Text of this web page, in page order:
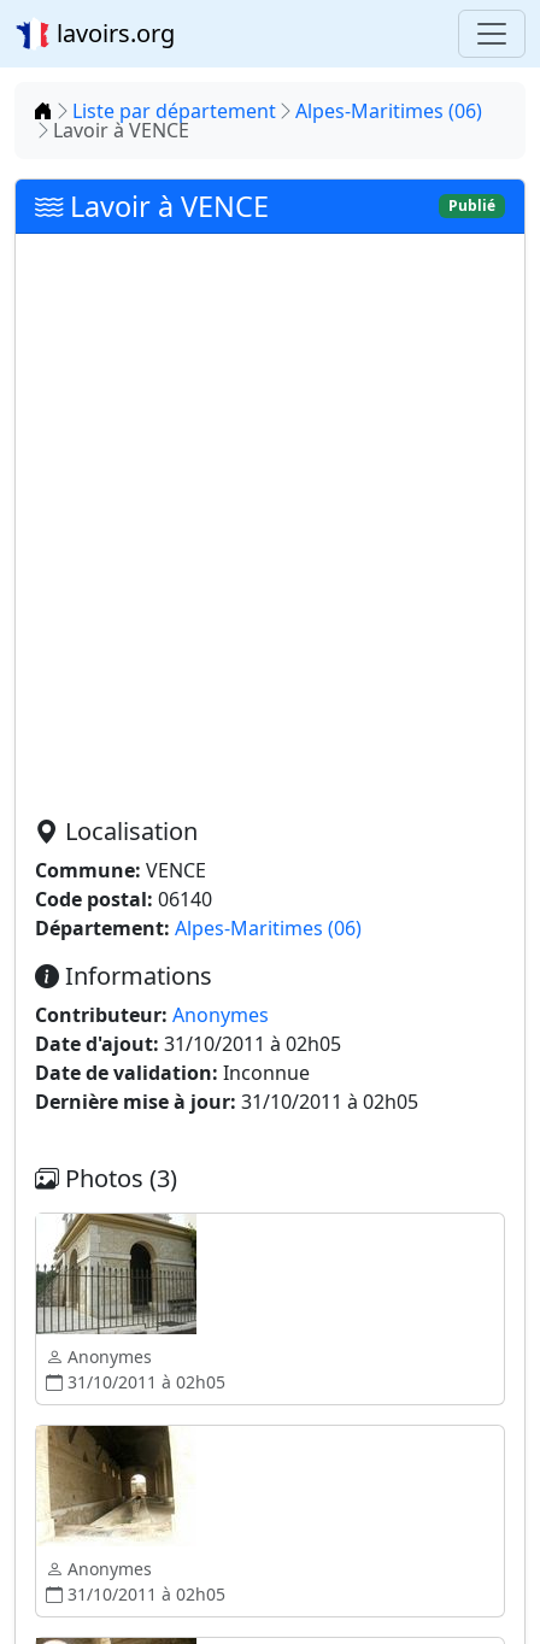
lavoirs.org
Accueil
Liste par département Alpes-Maritimes (06)
Lavoir à VENCE
Lavoir à VENCE Publié
Localisation
Commune: VENCE
Code postal: 06140
Département: Alpes-Maritimes (06)
Informations
Contributeur: Anonymes
Date d'ajout: 31/10/2011 à 02h05
Date de validation: Inconnue
Dernière mise à jour: 31/10/2011 à 02h05
Photos (3)
Anonymes
31/10/2011 à 02h05
Anonymes
31/10/2011 à 02h05